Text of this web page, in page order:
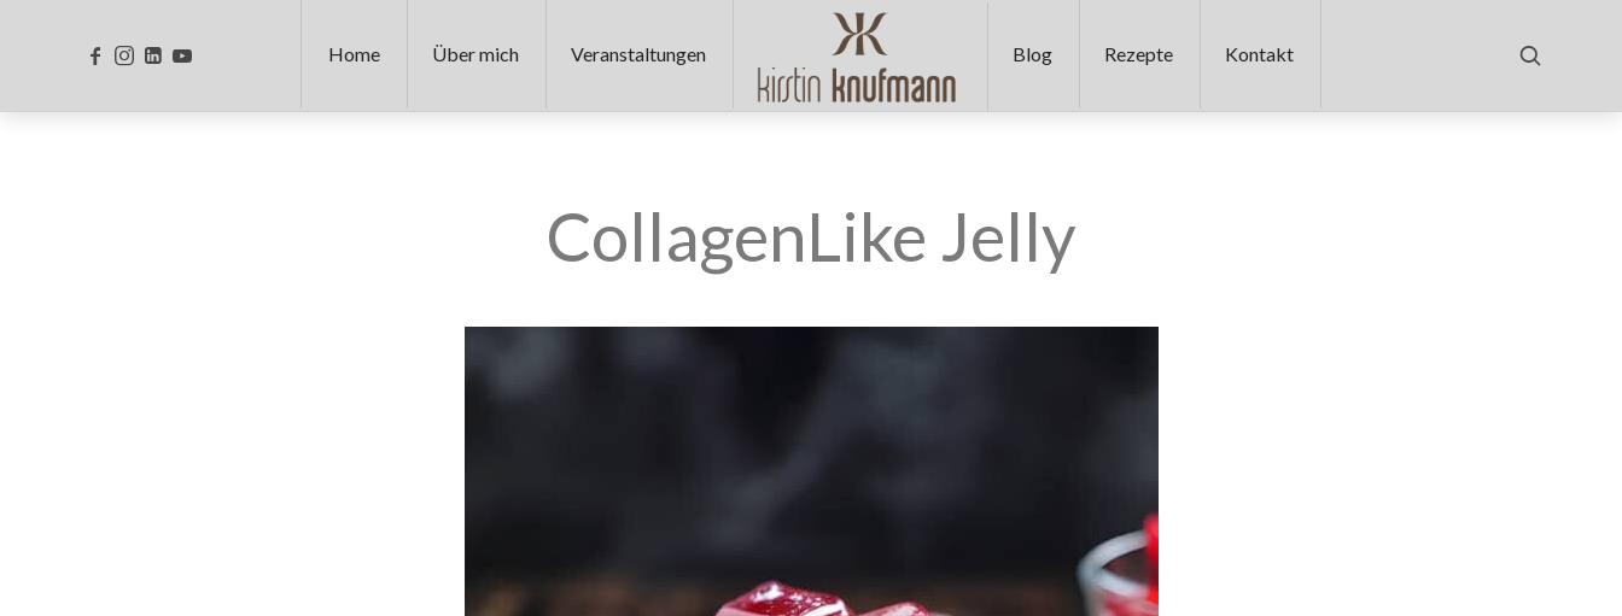
Home Über mich Veranstaltungen
KIRSTIN
2025/26
Blog Rezepte Kontakt
CollagenLike Jelly